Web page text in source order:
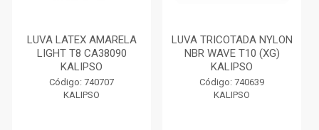
LUVA LATEX AMARELA
LIGHT T8 CA38090
KALIPSO
Código: 740707
KALIPSO
LUVA TRICOTADA NYLON
NBR WAVE T10 (XG)
KALIPSO
Código: 740639
KALIPSO